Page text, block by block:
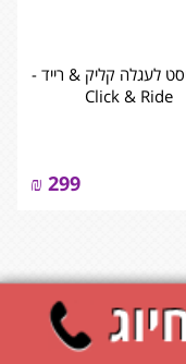
לעגלה קליק & רייד -
Click & Ride
299
₪